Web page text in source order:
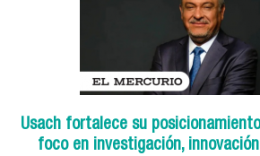
Usach fortalece su
foco en investigación,